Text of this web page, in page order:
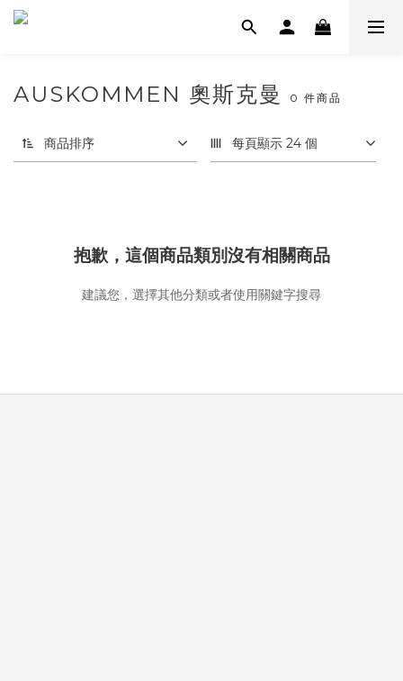
AUSKOMMEN 奧斯克曼 0 件商品
商品排序 每頁顯示 24 個
抱歉，這個商品類別沒有相關商品
建議您，選擇其他分類或者使用關鍵字搜尋